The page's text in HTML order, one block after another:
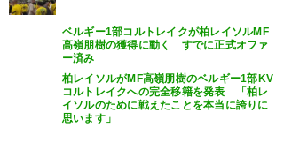
雄太移籍…ただ海外移籍ならJ1移
籍になるより全然マシ オランダ
🇳🇱のズヴォレは今は16位のチ
— ザキ (zaki1043)2019, 1月 16
ベルギー1部コルトレイクが柏レイソルMF
高嶺朋樹の獲得に動く すでに正式オファ
ー済み
柏レイソルがMF高嶺朋樹のベルギー1部KV
コルトレイクへの完全移籍を発表 「柏レ
イソルのために戦えたことを本当に誇りに
思います」